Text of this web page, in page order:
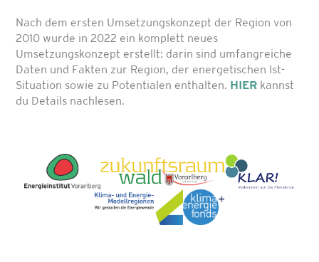
Nach dem ersten Umsetzungskonzept der Region von
2010 wurde in 2022 ein komplett neues
Umsetzungskonzept erstellt: darin sind umfangreiche
Daten und Fakten zur Region, der energetischen Ist-
Situation sowie zu Potentialen enthalten. HIER kannst
du Details nachlesen.